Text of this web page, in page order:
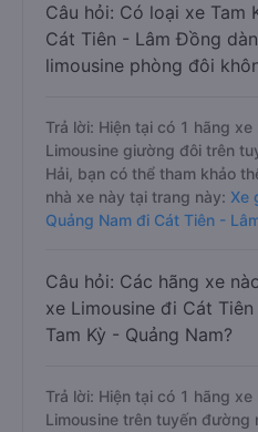
Câu hỏi: Có loại xe Tam
Cát Tiên - Lâm Đồng
limousine phòng đôi
Trả lời: Hiện tại có 1 hãng
Limousine giường đôi trên
Hải, bạn có thể tham khảo
nhà xe này tại trang này: Xe
Quảng Nam đi Cát Tiên -
Câu hỏi: Các hãng xe
xe Limousine đi Cát
Tam Kỳ - Quảng Nam?
Trả lời: Hiện tại có 1 hãng
Limousine trên tuyến đường